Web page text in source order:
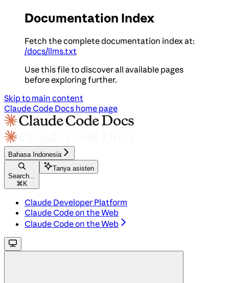
Documentation Index
Fetch the complete documentation index at:
/docs/llms.txt
Use this file to discover all available pages
before exploring further.
Skip to main content
Claude Code Docs home page
Bahasa Indonesia
Search...
⌘ K
Tanya asisten
Claude Developer Platform
Claude Code on the Web
Claude Code on the Web